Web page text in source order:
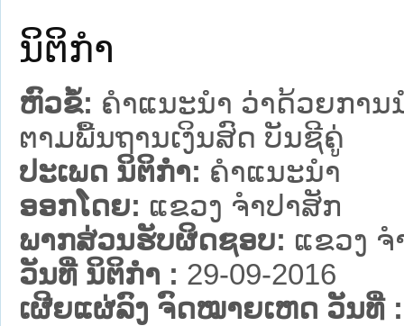
ນິຕິກໍາ
ຫົວຂໍ້: ຄຳແນະນຳ ວ່າດ້ວຍກາ
ຕາມພື້ນຖານເງິນສົດ ບັນຊີຄູ່
ປະເພດ ນິຕິກໍາ: ຄໍາແນະນໍາ
ອອກໂດຍ: ແຂວງ ຈໍາປາສັກ
ພາກສ່ວນຮັບຜິດຊອບ: ແຂວງ ຈໍ
ວັນທີ່ ນິຕິກໍາ : 29-09-2016
ເຜີຍແຜ່ລົງ ຈົດໝາຍເຫດ ວັນທີ່ :